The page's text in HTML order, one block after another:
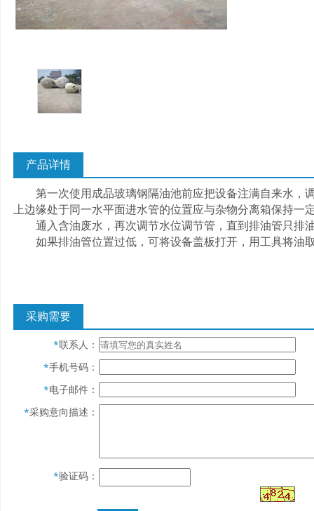
使用成都玻璃钢化粪池的七大好处你都记住了吗？
产品详情
第一次使用成品玻璃钢隔油池前应把设备注满自来水，
上边缘处于同一水平面进水管的位置应与杂物分离箱保持一
通入含油废水，再次调节水位调节管，直到排油管只排
如果排油管位置过低，可将设备盖板打开，用工具将油
采购需要
*联系人：
*手机号码：
*电子邮件：
*采购意向描述：
*验证码：